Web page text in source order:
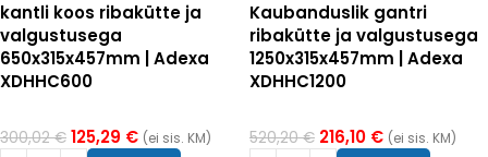
kantli koos ribakütte ja
valgustusega
650x315x457mm | Adexa
XDHHC600
300,02€ 125,29 € (ei sis. KM)
Kaubanduslik gantri
ribakütte ja valgustusega
1250x315x457mm | Adexa
XDHHC1200
520,20€ 216,10 € (ei sis. KM)